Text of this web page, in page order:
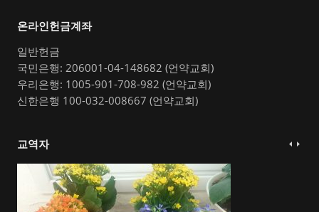
온라인헌금계좌
일반헌금
국민은행: 206001-04-148682 (언약교회)
우리은행: 1005-901-708-982 (언약교회)
신한은행 100-032-008667 (언약교회)
교역자